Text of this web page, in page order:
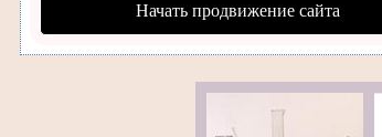
Начать продвижение сайта